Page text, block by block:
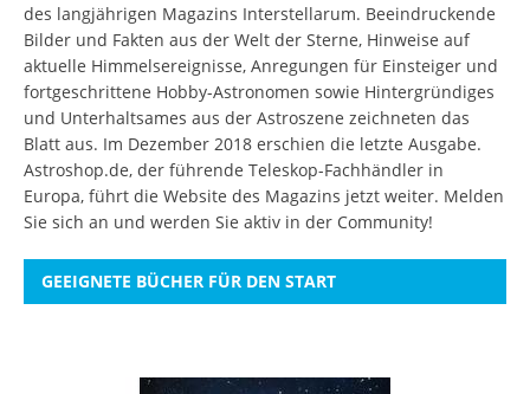
des langjährigen Magazins Interstellarum. Beeindruckende
Bilder und Fakten aus der Welt der Sterne, Hinweise auf
aktuelle Himmelsereignisse, Anregungen für Einsteiger und
fortgeschrittene Hobby-Astronomen sowie Hintergründiges
und Unterhaltsames aus der Astroszene zeichneten das
Blatt aus. Im Dezember 2018 erschien die letzte Ausgabe.
Astroshop.de, der führende Teleskop-Fachhändler in
Europa, führt die Website des Magazins jetzt weiter. Melden
Sie sich an und werden Sie aktiv in der Community!
GEEIGNETE BÜCHER FÜR DEN START